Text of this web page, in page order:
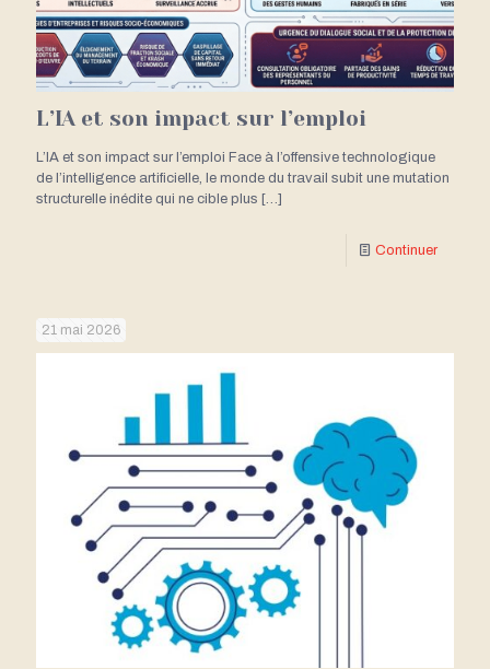
L’IA et son impact sur l’emploi
L’IA et son impact sur l’emploi Face à l’offensive technologique
de l’intelligence artificielle, le monde du travail subit une mutation
structurelle inédite qui ne cible plus […]
Continuer
21 mai 2026